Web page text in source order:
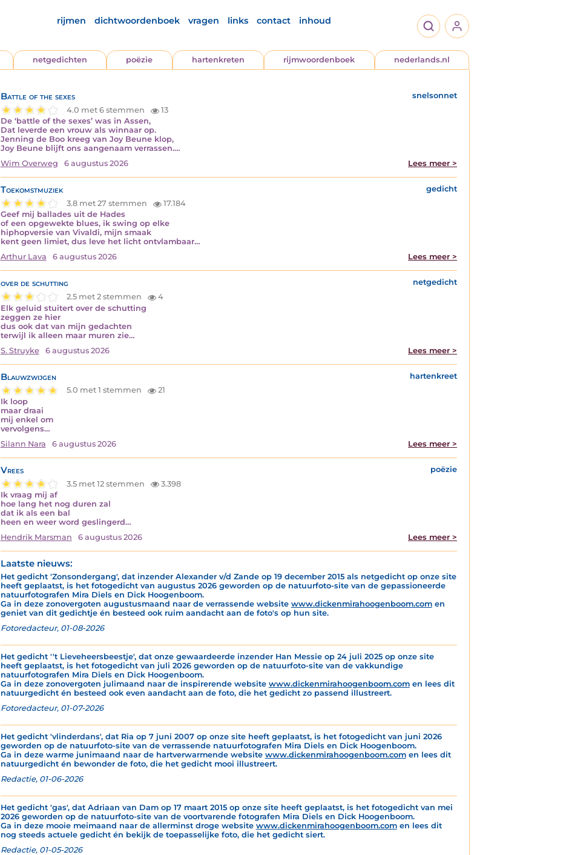
rijmen dichtwoordenboek vragen links contact inhoud
netgedichten poëzie hartenkreten rijmwoordenboek nederlands.nl
Battle of the sexes
snelsonnet
4.0 met 6 stemmen
13
De ‘battle of the sexes’ was in Assen,
Dat leverde een vrouw als winnaar op.
Jenning de Boo kreeg van Joy Beune klop,
Joy Beune blijft ons aangenaam verrassen.…
Wim Overweg
6 augustus 2026 Lees meer >
Toekomstmuziek
gedicht
3.8 met 27 stemmen
17.184
Geef mij ballades uit de Hades
of een opgewekte blues, ik swing op elke
hiphopversie van Vivaldi, mijn smaak
kent geen limiet, dus leve het licht ontvlambaar…
Arthur Lava
6 augustus 2026 Lees meer >
over de schutting
netgedicht
2.5 met 2 stemmen
4
Elk geluid stuitert over de schutting
zeggen ze hier
dus ook dat van mijn gedachten
terwijl ik alleen maar muren zie…
S. Struyke
6 augustus 2026 Lees meer >
Blauwzwijgen
hartenkreet
5.0 met 1 stemmen
21
Ik loop
maar draai
mij enkel om
vervolgens…
Silann Nara
6 augustus 2026 Lees meer >
Vrees
poëzie
3.5 met 12 stemmen
3.398
Ik vraag mij af
hoe lang het nog duren zal
dat ik als een bal
heen en weer word geslingerd…
Hendrik Marsman
6 augustus 2026 Lees meer >
Laatste nieuws:
Het gedicht 'Zonsondergang', dat inzender Alexander v/d Zande op 19 december 2015 als netgedicht op onze site
heeft geplaatst, is het fotogedicht van augustus 2026 geworden op de natuurfoto-site van de gepassioneerde
natuurfotografen Mira Diels en Dick Hoogenboom.
Ga in deze zonovergoten augustusmaand naar de verrassende website www.dickenmirahoogenboom.comen
geniet van dit gedichtje én besteed ook ruim aandacht aan de foto's op hun site.
Fotoredacteur, 01-08-2026
Het gedicht ''t Lieveheersbeestje', dat onze gewaardeerde inzender Han Messie op 24 juli 2025 op onze site
heeft geplaatst, is het fotogedicht van juli 2026 geworden op de natuurfoto-site van de vakkundige
natuurfotografen Mira Diels en Dick Hoogenboom.
Ga in deze zonovergoten julimaand naar de inspirerende website www.dickenmirahoogenboom.comen lees dit
natuurgedicht én besteed ook even aandacht aan de foto, die het gedicht zo passend illustreert.
Fotoredacteur, 01-07-2026
Het gedicht 'vlinderdans', dat Ria op 7 juni 2007 op onze site heeft geplaatst, is het fotogedicht van juni 2026
geworden op de natuurfoto-site van de verrassende natuurfotografen Mira Diels en Dick Hoogenboom.
Ga in deze warme junimaand naar de hartverwarmende website www.dickenmirahoogenboom.comen lees dit
natuurgedicht én bewonder de foto, die het gedicht mooi illustreert.
Redactie, 01-06-2026
Het gedicht 'gas', dat Adriaan van Dam op 17 maart 2015 op onze site heeft geplaatst, is het fotogedicht van mei
2026 geworden op de natuurfoto-site van de voortvarende fotografen Mira Diels en Dick Hoogenboom.
Ga in deze mooie meimaand naar de allerminst droge website www.dickenmirahoogenboom.comen lees dit
nog steeds actuele gedicht én bekijk de toepasselijke foto, die het gedicht siert.
Redactie, 01-05-2026